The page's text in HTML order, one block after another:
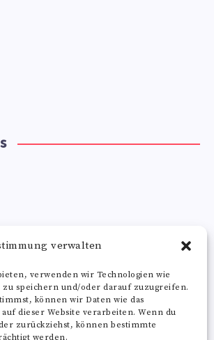
verwalten
verwenden wir Technologien wie
speichern und/oder darauf zuzugreifen.
können wir Daten wie das
dieser Website verarbeiten. Wenn du
zurückziehst, können bestimmte
werden.